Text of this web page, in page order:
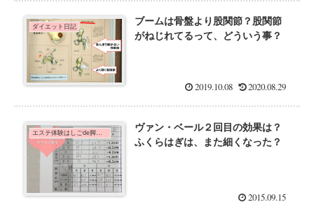
ダイエット日記
ブームは骨盤より股関節？股関節
がねじれてるって、どういう事？
2019.10.08 2020.08.29
ヴァン・ベール２回目の効果は？
ふくらはぎは、また細くなった？
2015.09.15